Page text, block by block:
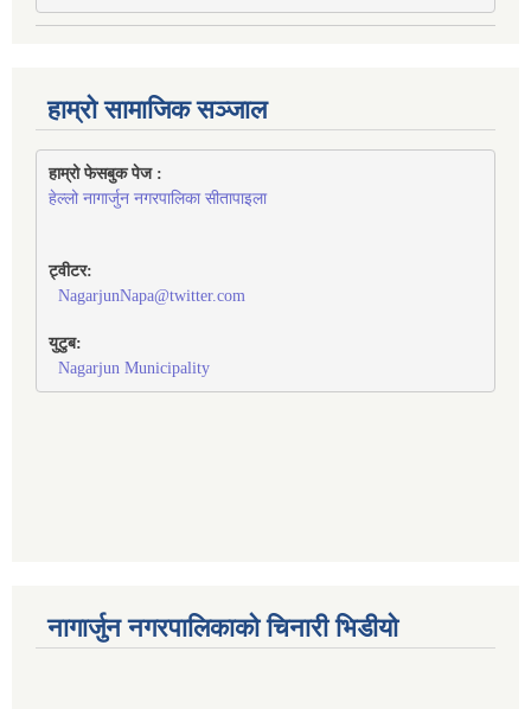
हाम्रो सामाजिक सञ्जाल
हाम्रो फेसबुक पेज :
हेल्लो नागार्जुन नगरपालिका सीतापाइला
ट्वीटर:
NagarjunNapa@twitter.com
युटुब:
Nagarjun Municipality
नागार्जुन नगरपालिकाको चिनारी भिडीयो